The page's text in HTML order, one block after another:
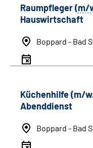
Raumpfleger (m/
Hauswirtschaft
Boppard - Bad
Küchenhilfe (m/
Abenddienst
Boppard - Bad